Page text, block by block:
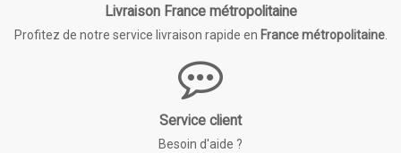
Livraison France métropolitaine
Profitez de notre service livraison rapide en France métropolitaine.
Service client
Besoin d'aide ?